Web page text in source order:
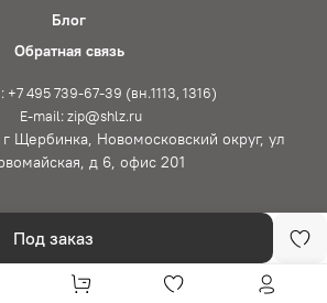
Под заказ
Блог
Обратная связь
+7 495 739-67-39 (вн.1113, 1316)
E-mail: zip@shlz.ru
г Щербинка, Новомосковский округ, ул
д 6, офис 201